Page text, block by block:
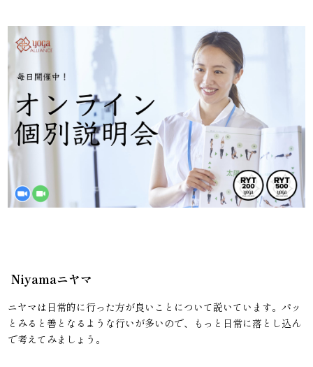
Niyamaニヤマ
ニヤマは日常的に行った方が良いことについて説いています。パッ
とみると善となるような行いが多いので、もっと日常に落とし込ん
で考えてみましょう。